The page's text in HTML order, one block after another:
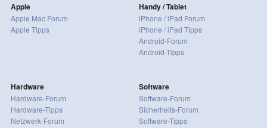
Apple
Apple Mac Forum
Apple Tipps
Handy / Tablet
iPhone / iPad Forum
iPhone / iPad Tipps
Android-Forum
Android-Tipps
Hardware
Hardware-Forum
Hardware-Tipps
Netzwerk-Forum
Software
Software-Forum
Sicherheits-Forum
Software-Tipps